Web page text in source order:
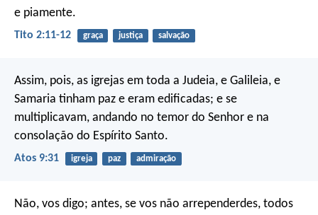
e piamente.
Tito 2:11-12 graça justiça salvação
Assim, pois, as igrejas em toda a Judeia, e Galileia, e
Samaria tinham paz e eram edificadas; e se
multiplicavam, andando no temor do Senhor e na
consolação do Espírito Santo.
Atos 9:31 igreja paz admiração
Não, vos digo; antes, se vos não arrependerdes, todos